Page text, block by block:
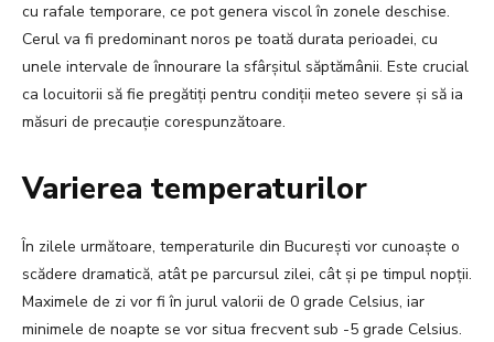
cu rafale temporare, ce pot genera viscol în zonele deschise.
Cerul va fi predominant noros pe toată durata perioadei, cu
unele intervale de înnourare la sfârșitul săptămânii. Este crucial
ca locuitorii să fie pregătiți pentru condiții meteo severe și să ia
măsuri de precauție corespunzătoare.
Varierea temperaturilor
În zilele următoare, temperaturile din București vor cunoaște o
scădere dramatică, atât pe parcursul zilei, cât și pe timpul nopții.
Maximele de zi vor fi în jurul valorii de 0 grade Celsius, iar
minimele de noapte se vor situa frecvent sub -5 grade Celsius.